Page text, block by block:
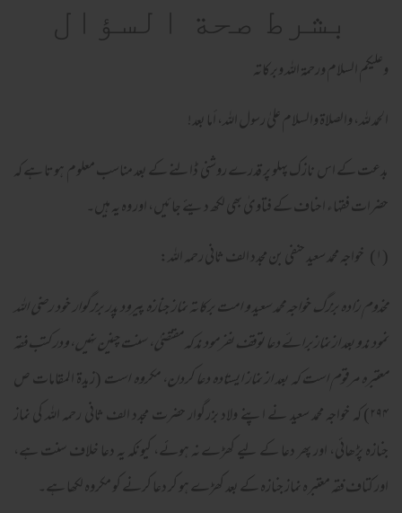
بشرط صحة السؤال
وعلیکم السلام ورحمة اللہ وبرکاته
الحمد لله، والصلاة والسلام علىٰ رسول الله، أما بعد!
بدعت کے اس نازک پہلو پر قدرے روشنی ڈالنے کے بعد مناسب معلوم ہوتا ہے کہ
حضرات فقہاء احناف کے فتاویٰ بھی لکھ دیئے جائیں، اور وہ یہ ہیں۔
(۱) خواجہ محمد سعید حنفی بن مجدد الف ثانی رحمہ اللہ:
مخدوم زادہ بزرگ خواجہ محمد سعید و امت برکاتہ نماز جنازہ پیرود پدر بزرگوار خود رضی اللہ
نمودند و بعد از نماز برائے دعا توقف نفرمودند کہ مقتضیٰ، سنت چنین نہیں، ودر کتب فقہ
معتبرہ مرقوم است کہ بعد از نماز ایستادہ دعا کردن، مکروہ است(زیدۃ المقامات ص
۲۹۴) کہ خواجہ محمد سعید نے اپنے ولاد بزرگوار حضرت مجدد الف ثانی رحمہ اللہ کی نماز
جنازہ پڑھائی، اور پھر دعا کے لیے کھڑے نہ ہوئے، کیونکہ یہ دعا خلاف سنت ہے،
اور کتاف فقہ معتبرہ نماز جنازہ کے بعد کھڑے ہو کر دعا کرنے کو مکروہ لکھا ہے۔